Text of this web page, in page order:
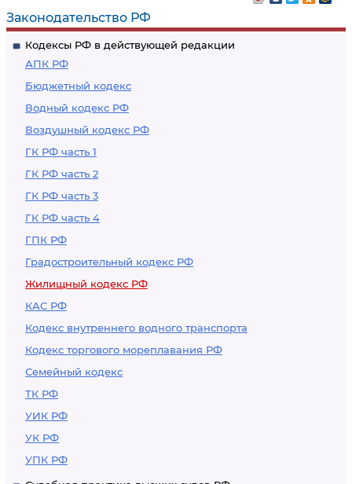
Законодательство РФ
Кодексы РФ в действующей редакции
АПК РФ
Бюджетный кодекс
Водный кодекс РФ
Воздушный кодекс РФ
ГК РФ часть 1
ГК РФ часть 2
ГК РФ часть 3
ГК РФ часть 4
ГПК РФ
Градостроительный кодекс РФ
Жилищный кодекс РФ
КАС РФ
Кодекс внутреннего водного транспорта
Кодекс торгового мореплавания РФ
Семейный кодекс
ТК РФ
УИК РФ
УК РФ
УПК РФ
детям, оставшимся
без попечения
родителей, лицам из
числа детей-сирот и
детей, оставшихся
без попечения
родителей